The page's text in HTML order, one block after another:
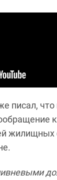
писал,
жилищных